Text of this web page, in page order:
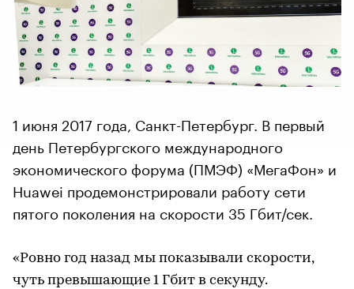
1 июня 2017 года, Санкт-Петербург. В первый
день Петербургского международного
экономического форума (ПМЭФ) «МегаФон» и
Huawei продемонстрировали работу сети
пятого поколения на скорости 35 Гбит/сек.
«Ровно год назад мы показывали скорости,
чуть превышающие 1 Гбит в секунду.